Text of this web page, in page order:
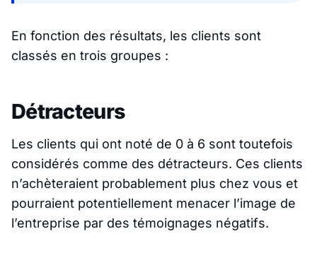
En fonction des résultats, les clients sont
classés en trois groupes :
Détracteurs
Les clients qui ont noté de 0 à 6 sont toutefois
considérés comme des détracteurs. Ces clients
n’achèteraient probablement plus chez vous et
pourraient potentiellement menacer l’image de
l’entreprise par des témoignages négatifs.